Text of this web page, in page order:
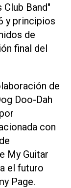
Club Band"
y principios
de
final del
de
Doo-Dah
con
My Guitar
el futuro
Page.